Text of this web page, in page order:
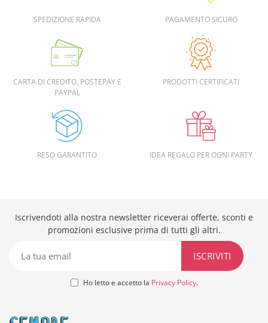
SPEDIZIONE RAPIDA PAGAMENTO SICURO
CARTA DI CREDITO, POSTEPAY E
PAYPAL
PRODOTTI CERTIFICATI
RESO GARANTITO IDEA REGALO PER OGNI PARTY
Iscrivendoti alla nostra newsletter riceverai offerte, sconti e
promozioni esclusive prima di tutti gli altri.
Ho letto e accetto la Privacy Policy.